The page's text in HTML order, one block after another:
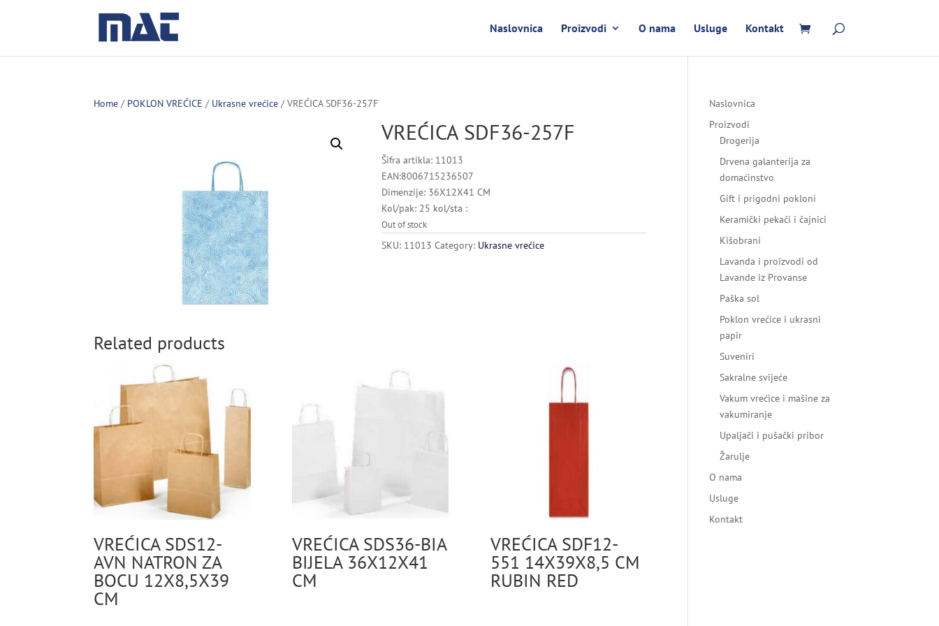
Naslovnica Proizvodi O nama Usluge Kontakt
Home / POKLON VREĆICE / Ukrasne vrećice / VREĆICA SDF36-257F
VREĆICA SDF36-257F
Šifra artikla: 11013
EAN:8006715236507
Dimenzije: 36X12X41 CM
Kol/pak: 25 kol/sta :
Out of stock
SKU: 11013 Category: Ukrasne vrećice
Related products
VREĆICA SDS12-
AVN NATRON ZA
BOCU 12X8,5X39
CM
VREĆICA SDS36-BIA
BIJELA 36X12X41
CM
VREĆICA SDF12-
551 14X39X8,5 CM
RUBIN RED
Naslovnica
Proizvodi
Drogerija
Drvena galanterija za
domaćinstvo
Gift i prigodni pokloni
Keramički pekači i čajnici
Kišobrani
Lavanda i proizvodi od
Lavande iz Provanse
Paška sol
Poklon vrećice i ukrasni
papir
Suveniri
Sakralne svijeće
Vakum vrećice i mašine za
vakumiranje
Upaljači i pušački pribor
Žarulje
O nama
Usluge
Kontakt